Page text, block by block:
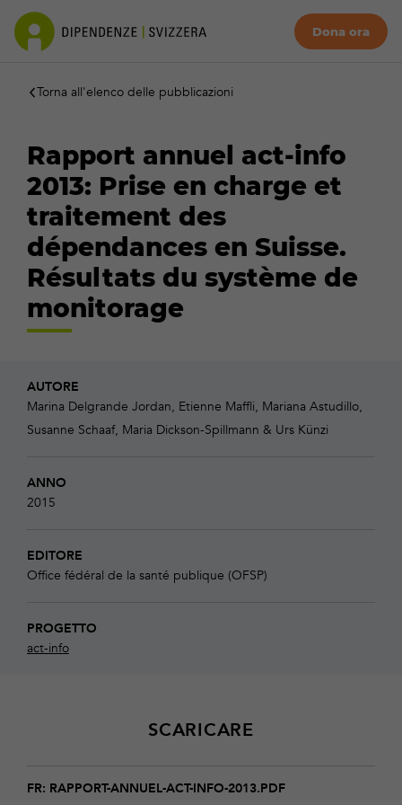
Dona ora
Torna all'elenco delle pubblicazioni
Rapport annuel act-info
2013: Prise en charge et
traitement des
dépendances en Suisse.
Résultats du système de
monitorage
AUTORE
Marina Delgrande Jordan, Etienne Maffli, Mariana Astudillo,
Susanne Schaaf, Maria Dickson-Spillmann & Urs Künzi
ANNO
2015
EDITORE
Office fédéral de la santé publique (OFSP)
PROGETTO
act-info
SCARICARE
FR: RAPPORT-ANNUEL-ACT-INFO-2013.PDF
rapport-